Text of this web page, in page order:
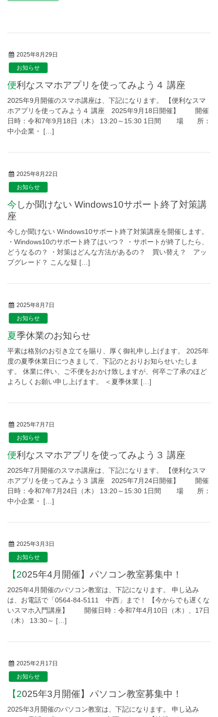
2025年8月29日
お知らせ
便利なスマホアプリを使ってみよう４ 講座
2025年9月開催のスマホ講座は、下記になります。 【便利なスマ
ホアプリを使ってみよう４ 講座 2025年9月18日開催】 開催
日時：令和7年9月18日（木） 13:20～15:30 1日間 場 所：
中小企業・ […]
2025年8月22日
お知らせ
今しか聞けない Windows10サポート終了対策講
座
今しか聞けない Windows10サポート終了対策講座を開催します。
・Windows10のサポート終了はいつ？ ・サポートが終了したら、
どうなるの？ ・対策はどんな方法があるの？ 買い替え？ アッ
プグレード？ こんな疑 […]
2025年8月7日
お知らせ
夏季休業のお知らせ
平素は格別のお引き立てを賜り、厚く御礼申し上げます。 2025年
度の夏季休業日につきまして、下記のとおりお知らせいたしま
す。 休業に伴い、ご不便をおかけ致しますが、何卒ご了承のほど
よろしくお願い申し上げます。 ＜夏季休業 […]
2025年7月7日
お知らせ
便利なスマホアプリを使ってみよう３ 講座
2025年7月開催のスマホ講座は、下記になります。 【便利なスマ
ホアプリを使ってみよう３ 講座 2025年7月24日開催】 開催
日時：令和7年7月24日（木） 13:20～15:30 1日間 場 所：
中小企業・ […]
2025年3月3日
お知らせ
【2025年4月開催】パソコン教室募集中！
2025年4月開催のパソコン教室は、下記になります。 申し込み
は、お電話で「0564-84-5111 中西」まで！ 【今からでも遅くな
いスマホ入門講座】 開催日時：令和7年4月10日（木）、17日
（木） 13:30～ […]
2025年2月17日
お知らせ
【2025年3月開催】パソコン教室募集中！
2025年3月開催のパソコン教室は、下記になります。 申し込み